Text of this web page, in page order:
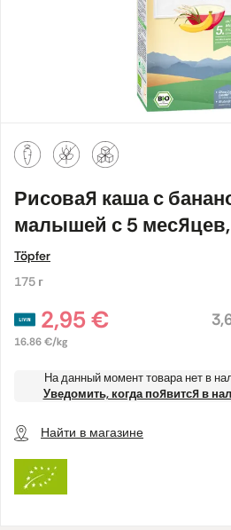
Рисовая каша с
малышей с 5 месяцев,
Töpfer
175 г
2,95 €
16.86 €/kg
На данный момент товара нет в
Уведомить, когда появится в
Найти в магазине